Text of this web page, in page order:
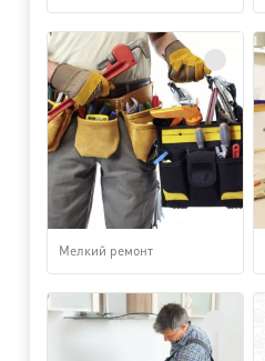
Мелкий ремонт